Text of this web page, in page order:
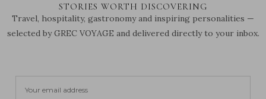
STORIES WORTH DISCOVERING
Travel, hospitality, gastronomy and inspiring personalities —
selected by GREC VOYAGE and delivered directly to your inbox.